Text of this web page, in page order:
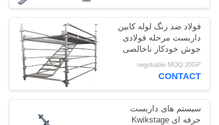
فولاد ضد زنگ لوله کابین
داربست مرحله فولادی
جوش خودکار ناخالصی
تنظیم سرعت
negotiable MOQ:20GP
CONTACT
سیستم های داربست
حرفه ای Kwikstage